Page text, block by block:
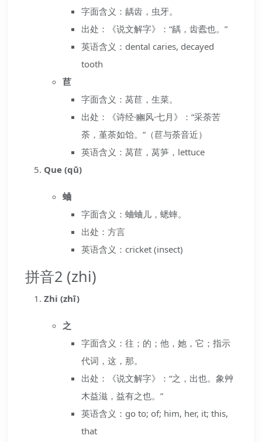
字面含义：龋齿，虫牙。
出处：《说文解字》：“龋，齿蠹也。”
英语含义：dental caries, decayed
tooth
苣
字面含义：莴苣，生菜。
出处：《诗经·豳风·七月》：“采荼苦
荼，堇荼如饴。”（苣与荼音近）
英语含义：莴苣，莴笋，lettuce
Que (qū)
蛐
字面含义：蛐蛐儿，蟋蟀。
出处：方言
英语含义：cricket (insect)
拼音2 (zhi)
Zhi (zhī)
之
字面含义：往；的；他，她，它；指示
代词，这，那。
出处：《说文解字》：“之，出也。象艸
木益滋，益有之也。”
英语含义：go to; of; him, her, it; this,
that